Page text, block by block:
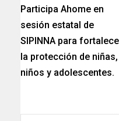
Participa Ahome en
sesión estatal de
SIPINNA para
la protección de niñas,
niños y adolescentes.